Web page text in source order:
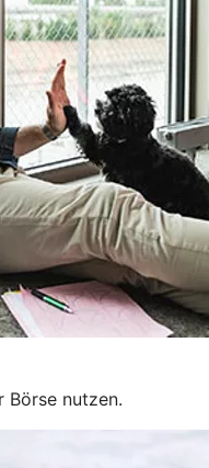
Börse nutzen.